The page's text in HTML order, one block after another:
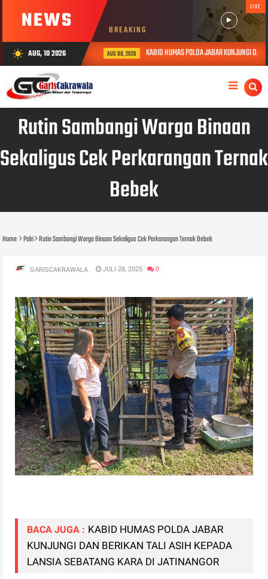
NEWS BREAKING
LIVE
wb_sunny AUG, 10 2026 AUG 08, 2026 KABID HUMAS POLDA JABAR KUNJUNGI DAN
Rutin Sambangi Warga Binaan
Sekaligus Cek Perkarangan Ternak
Bebek
Home Polri Rutin Sambangi Warga Binaan Sekaligus Cek Perkarangan Ternak Bebek
GARISCAKRAWALA JULI 28, 2025 0
BACA JUGA : KABID HUMAS POLDA JABAR
KUNJUNGI DAN BERIKAN TALI ASIH KEPADA
LANSIA SEBATANG KARA DI JATINANGOR